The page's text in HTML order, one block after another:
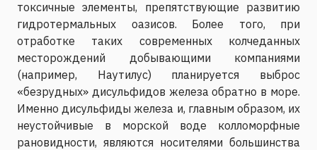
токсичные элементы, препятствующие развитию
гидротермальных оазисов. Более того, при
отработке таких современных колчеданных
месторождений добывающими компаниями
(например, Наутилус) планируется выброс
«безрудных» дисульфидов железа обратно в море.
Именно дисульфиды железа и, главным образом, их
неустойчивые в морской воде колломорфные
рановидности, являются носителями большинства